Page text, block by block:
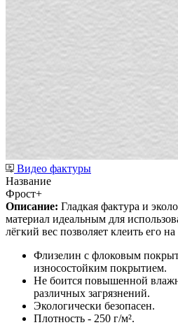
Видео фактуры
Название
Фрост+
Описание: Гладкая фактура и
материал идеальным для
лёгкий вес позволяет клеить его
Флизелин с флоковым
износостойким покрытием.
Не боится повышенной
различных загрязнений.
Экологически безопасен.
Плотность - 250 г/м².